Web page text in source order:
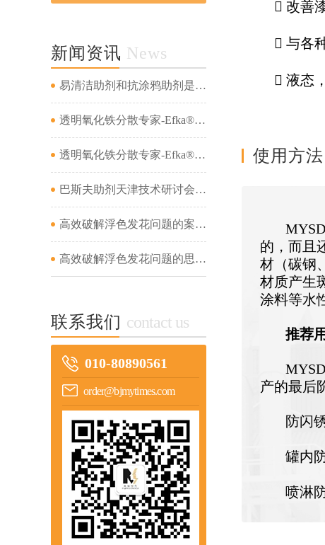
新闻资讯 News
易清洁助剂和抗涂鸦助剂是一回事吗...
透明氧化铁分散专家-Efka® PX 4321&amp;Efka® PX 4330&amp;Dispex® Ultra CX 4452...
透明氧化铁分散专家-Efka® PX 4321&amp;Efka® PX 4330&amp;Dispex® Ultra CX 4452...
巴斯夫助剂天津技术研讨会成功举办...
高效破解浮色发花问题的案例分析（二）...
高效破解浮色发花问题的思路及案例分析（一）...
联系我们 contact us
010-80890561
order@bjmytimes.com
 改善
 与各
 液态
使用方法
MYSD
的，而且
材（碳钢
材质产生
涂料等水
推荐
MYSD
产的最后
防
罐
喷